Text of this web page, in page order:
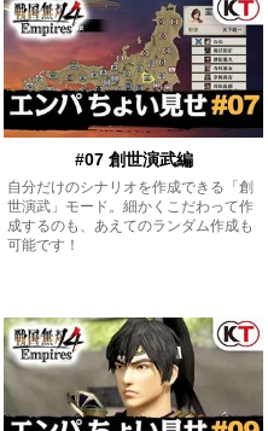
#07 創世演武編
自分だけのシナリオを作成できる「創
世演武」モード。細かくこだわって作
成するのも、あえてのランダム作成も
可能です！